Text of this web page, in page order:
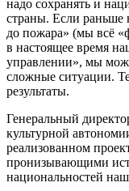
надо сохранять и
страны. Если раньше
до пожара» (мы всё
в настоящее время
управлении», мы
сложные ситуации.
результаты.
Генеральный
культурной
реализованном
пронизывающими
национальностей